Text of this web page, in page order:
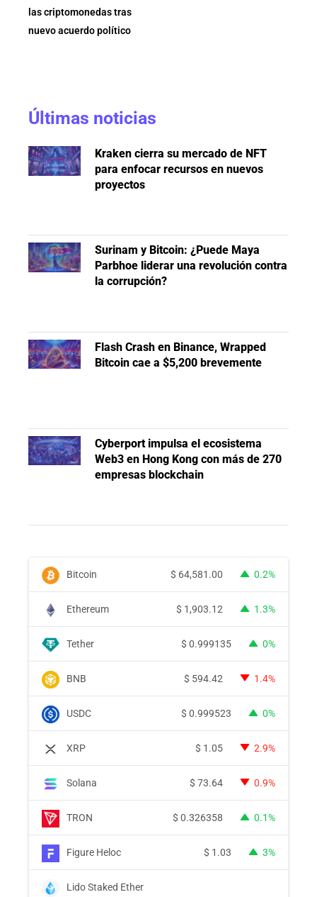
las criptomonedas tras
nuevo acuerdo político
Últimas noticias
Kraken cierra su mercado de NFT
para enfocar recursos en nuevos
proyectos
Surinam y Bitcoin: ¿Puede Maya
Parbhoe liderar una revolución contra
la corrupción?
Flash Crash en Binance, Wrapped
Bitcoin cae a $5,200 brevemente
Cyberport impulsa el ecosistema
Web3 en Hong Kong con más de 270
empresas blockchain
Bitcoin $ 64,581.00 0.2%
Ethereum $ 1,903.12 1.3%
Tether $ 0.999135 0%
BNB $ 594.42 1.4%
USDC $ 0.999523 0%
XRP $ 1.05 2.9%
Solana $ 73.64 0.9%
TRON $ 0.326358 0.1%
Figure Heloc $ 1.03 3%
Lido Staked Ether